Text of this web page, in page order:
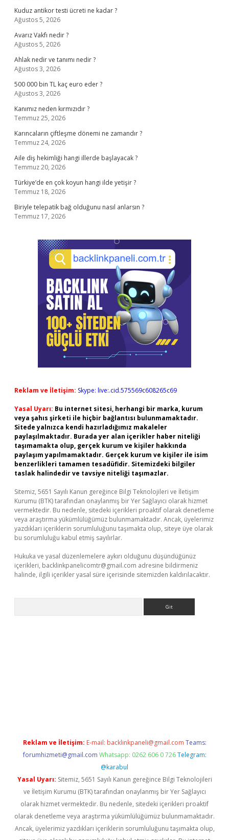
Kuduz antikor testi ücreti ne kadar ?
Ağustos 5, 2026
Avarız Vakfı nedir ?
Ağustos 5, 2026
Ahlak nedir ve tanımı nedir ?
Ağustos 3, 2026
500 000 bin TL kaç euro eder ?
Ağustos 3, 2026
Kanımız neden kırmızıdır ?
Temmuz 25, 2026
Karıncaların çiftleşme dönemi ne zamandır ?
Temmuz 24, 2026
Aile diş hekimliği hangi illerde başlayacak ?
Temmuz 20, 2026
Türkiye’de en çok koyun hangi ilde yetişir ?
Temmuz 18, 2026
Biriyle telepatik bağ olduğunu nasıl anlarsın ?
Temmuz 17, 2026
Reklam ve İletişim: Skype: live:.cid.575569c608265c69
Yasal Uyarı: Bu internet sitesi, herhangi bir marka, kurum
veya şahıs şirketi ile hiçbir bağlantısı bulunmamaktadır.
Sitede yalnızca kendi hazırladığımız makaleler
paylaşılmaktadır. Burada yer alan içerikler haber niteliği
taşımamakta olup, gerçek kurum ve kişiler hakkında
paylaşım yapılmamaktadır. Gerçek kurum ve kişiler ile isim
benzerlikleri tamamen tesadüfidir. Sitemizdeki bilgiler
taslak halindedir ve tavsiye niteliği taşımazlar.
Sitemiz, 5651 Sayılı Kanun gereğince Bilgi Teknolojileri ve İletişim
Kurumu (BTK) tarafından onaylanmış bir Yer Sağlayıcı olarak hizmet
vermektedir. Bu nedenle, sitedeki içerikleri proaktif olarak denetleme
veya araştırma yükümlülüğümüz bulunmamaktadır. Ancak, üyelerimiz
yazdıkları içeriklerin sorumluluğunu taşımakta olup, siteye üye olarak
bu sorumluluğu kabul etmiş sayılırlar.
Hukuka ve yasal düzenlemelere aykırı olduğunu düşündüğünüz
içerikleri, backlinkpanelicomtr@gmail.com adresine bildirmeniz
halinde, ilgili içerikler yasal süre içerisinde sitemizden kaldırılacaktır.
Reklam ve İletişim: E-mail: backlinkpaneli@gmail.com Teams:
forumhizmeti@gmail.com Whatsapp: 0262 606 0 726 Telegram:
@karabul
Yasal Uyarı: Sitemiz, 5651 Sayılı Kanun gereğince Bilgi Teknolojileri
ve İletişim Kurumu (BTK) tarafından onaylanmış bir Yer Sağlayıcı
olarak hizmet vermektedir. Bu nedenle, sitedeki içerikleri proaktif
olarak denetleme veya araştırma yükümlülüğümüz bulunmamaktadır.
Ancak, üyelerimiz yazdıkları içeriklerin sorumluluğunu taşımakta olup,